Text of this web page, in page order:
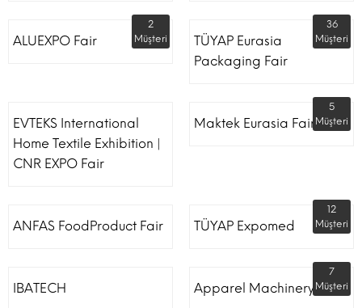
ALUEXPO Fair
2
Müşteri
TÜYAP Eurasia
Packaging Fair
36
Müşteri
EVTEKS International
Home Textile Exhibition |
CNR EXPO Fair
Maktek Eurasia Fair
5
Müşteri
ANFAS FoodProduct Fair TÜYAP Expomed
12
Müşteri
IBATECH Apparel Machinery Fair
7
Müşteri